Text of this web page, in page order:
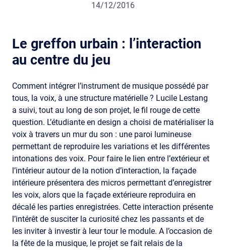
14/12/2016
Le greffon urbain : l’interaction
au centre du jeu
Comment intégrer l’instrument de musique possédé par
tous, la voix, à une structure matérielle ? Lucile Lestang
a suivi, tout au long de son projet, le fil rouge de cette
question. L’étudiante en design a choisi de matérialiser la
voix à travers un mur du son : une paroi lumineuse
permettant de reproduire les variations et les différentes
intonations des voix. Pour faire le lien entre l’extérieur et
l’intérieur autour de la notion d’interaction, la façade
intérieure présentera des micros permettant d’enregistrer
les voix, alors que la façade extérieure reproduira en
décalé les parties enregistrées. Cette interaction présente
l’intérêt de susciter la curiosité chez les passants et de
les inviter à investir à leur tour le module. A l’occasion de
la fête de la musique, le projet se fait relais de la